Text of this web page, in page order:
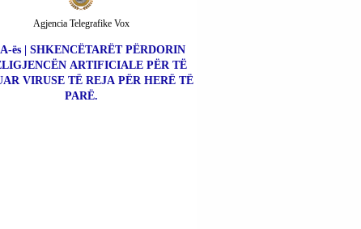
ës | SHKENCËTARËT PËRDORIN
ARTIFICIALE PËR TË
VIRUSE TË REJA PËR HERË TË
PARË.
Agjencia Telegrafike Vox